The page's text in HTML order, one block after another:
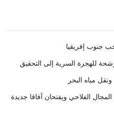
جنوب إفريقيا
للهجرة السرية إلى التحقيق
مياه البحر
الفلاحي ويفتحان آفاقا جديدة